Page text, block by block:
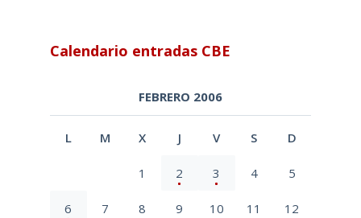
Calendario entradas CBE
FEBRERO 2006
L M X J V S D
1 2 3 4 5
6 7 8 9 10 11 12